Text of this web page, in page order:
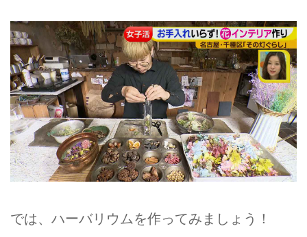
では、ハーバリウムを作ってみましょう！